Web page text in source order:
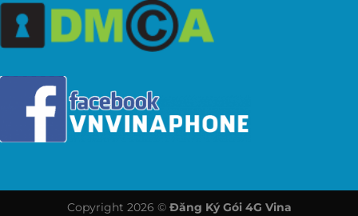
Copyright 2026 © Đăng Ký Gói 4G Vina